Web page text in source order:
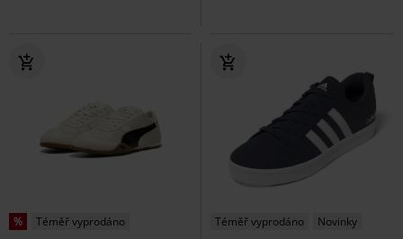
% Téměř vyprodáno Téměř vyprodáno Novinky